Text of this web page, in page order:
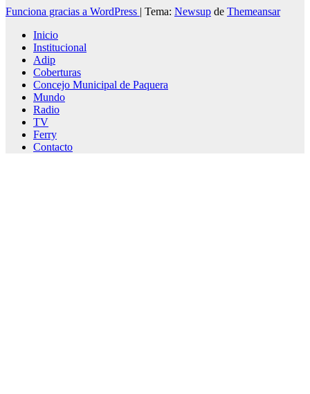
Funciona gracias a WordPress | Tema: Newsup de Themeansar
Inicio
Institucional
Adip
Coberturas
Concejo Municipal de Paquera
Mundo
Radio
TV
Ferry
Contacto